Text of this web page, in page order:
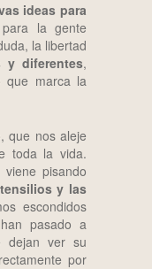
ideas para
la gente
la libertad
y diferentes,
marca la
que nos aleje
toda la vida.
pisando
y las
escondidos
pasado a
dejan ver su
por